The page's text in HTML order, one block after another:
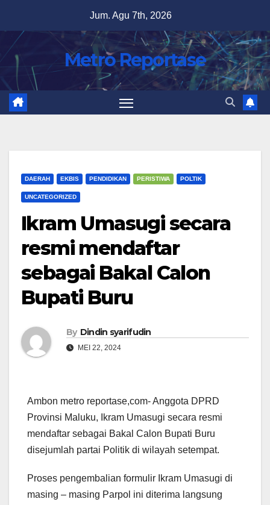
content
Jum. Agu 7th, 2026
Metro Reportase
DAERAH EKBIS PENDIDIKAN PERISTIWA POLTIK
UNCATEGORIZED
Ikram Umasugi secara
resmi mendaftar
sebagai Bakal Calon
Bupati Buru
By Dindin syarifudin
MEI 22, 2024
Ambon metro reportase,com- Anggota DPRD
Provinsi Maluku, Ikram Umasugi secara resmi
mendaftar sebagai Bakal Calon Bupati Buru
disejumlah partai Politik di wilayah setempat.
Proses pengembalian formulir Ikram Umasugi di
masing – masing Parpol ini diterima langsung